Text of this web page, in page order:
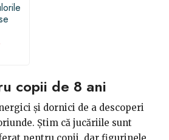
copii de 8 ani
și dornici de a descoperi
Știm că jucăriile sunt